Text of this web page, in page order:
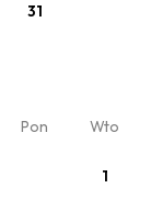
31
Pon Wto
1